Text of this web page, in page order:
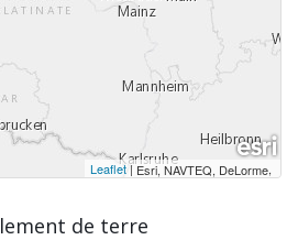
Leaflet|Esri, NAVTEQ, DeLorme,
de terre